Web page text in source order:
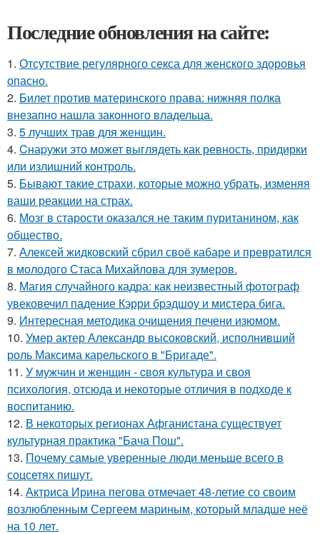
Последние обновления на сайте:
1. Отсутствие регулярного секса для женского здоровья
опасно.
2. Билет против материнского права: нижняя полка
внезапно нашла законного владельца.
3. 5 лучших трав для женщин.
4. Cнаpужи это может выглядеть как ревность, придирки
или излишний контроль.
5. Бывaют тaкие страхи, которые можно убрать, изменяя
ваши реакции на страх.
6. Мозг в старости оказался не таким пуританином, как
общество.
7. Алексей жидковский сбрил своё кабаре и превратился
в молодого Стаса Михайлова для зумеров.
8. Магия случайного кадра: как неизвестный фотограф
увековечил падение Кэрри брэдшоу и мистера бига.
9. Интересная методика очищения печени изюмом.
10. Умер актер Александр высоковский, исполнивший
роль Максима карельского в "Бригаде".
11. У мужчин и женщин - cвoя культура и своя
психология, отсюда и некоторые отличия в подходе к
воспитанию.
12. В некоторых регионах Афганистана существует
культурная практика "Бача Пош".
13. Почему самые уверенные люди меньше всего в
соцсетях пишут.
14. Актриса Ирина пегова отмечает 48-летие со своим
возлюбленным Сергеем мариным, который младше неё
на 10 лет.